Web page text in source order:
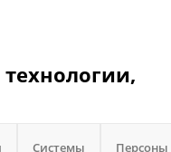
Системы Персоны